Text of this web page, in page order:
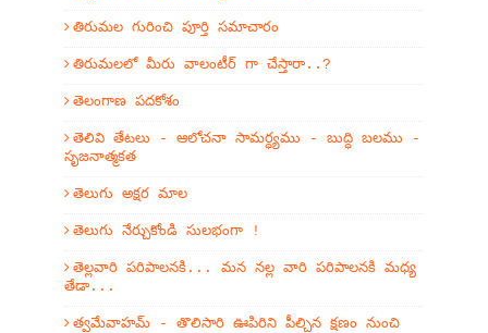
తిరుమల గురించి పూర్తి సమాచారం
తిరుమలలో మీరు వాలంటీర్ గా చేస్తారా..?
తెలంగాణ పదకోశం
తెలివి తేటలు - ఆలోచనా సామర్ధ్యము - బుద్ధి బలము -
సృజనాత్మకత
తెలుగు అక్షర మాల
తెలుగు నేర్చుకోండి సులభంగా !
తెల్లవారి పరిపాలనకి... మన నల్ల వారి పరిపాలనకి మధ్య
తేడా...
త్వమేవాహమ్‌ - తొలిసారి ఊపిరిని పీల్చిన క్షణం నుంచి